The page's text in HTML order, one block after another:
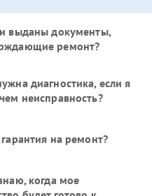
выданы документы,
ремонт?
диагностика, если я
неисправность?
гарантия на ремонт?
когда мое